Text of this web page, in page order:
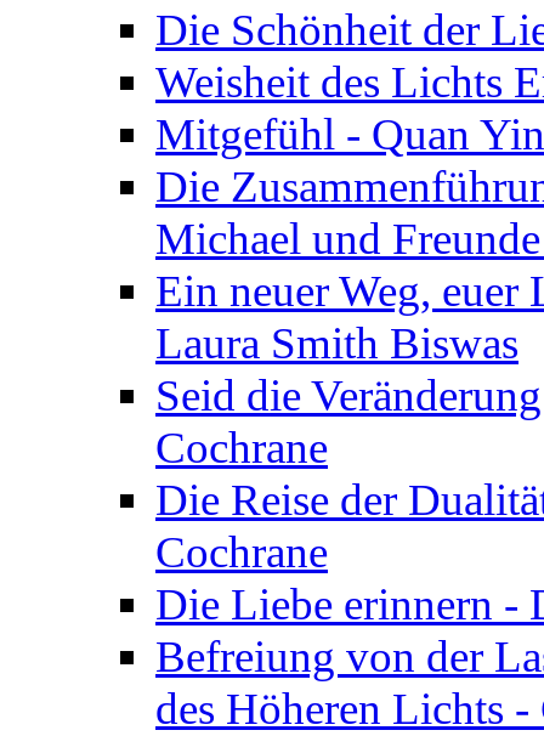
Die Schönheit der
Weisheit des Lichts
Mitgefühl - Quan
Die
Michael und
Ein neuer Weg, euer
Laura Smith Biswas
Seid die
Cochrane
Die Reise der
Cochrane
Die Liebe erinnern -
Befreiung von der
des Höheren Lichts